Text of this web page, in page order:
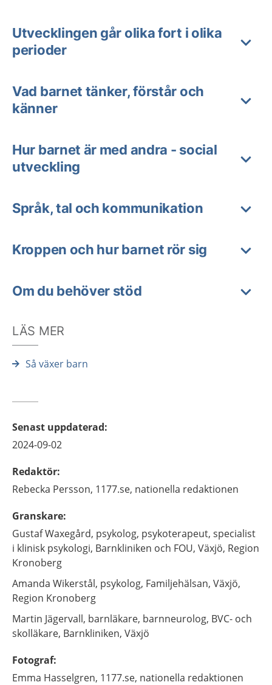
Utvecklingen går olika fort i olika
perioder
Vad barnet tänker, förstår och
känner
Hur barnet är med andra - social
utveckling
Språk, tal och kommunikation
Kroppen och hur barnet rör sig
Om du behöver stöd
LÄS MER
Så växer barn
Senast uppdaterad:
2024-09-02
Redaktör:
Rebecka Persson, 1177.se, nationella redaktionen
Granskare:
GustafWaxegård, psykolog, psykoterapeut, specialist
i klinisk psykologi, Barnkliniken och FOU, Växjö, Region
Kronoberg
Amanda Wikerstål, psykolog, Familjehälsan, Växjö,
Region Kronoberg
Martin Jägervall, barnläkare, barnneurolog, BVC- och
skolläkare, Barnkliniken, Växjö
Fotograf:
Emma Hasselgren, 1177.se, nationella redaktionen